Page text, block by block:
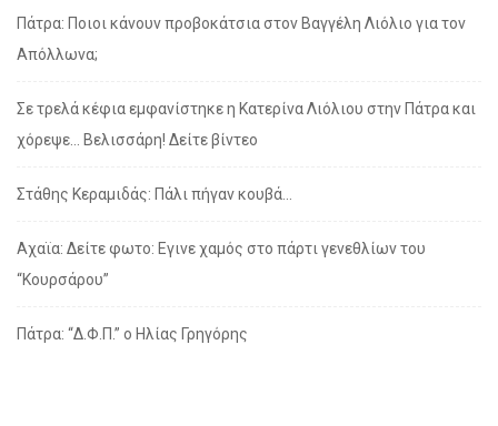
Πάτρα: Ποιοι κάνουν προβοκάτσια στον Βαγγέλη Λιόλιο για τον
Απόλλωνα;
Σε τρελά κέφια εμφανίστηκε η Κατερίνα Λιόλιου στην Πάτρα και
χόρεψε… Βελισσάρη! Δείτε βίντεο
Στάθης Κεραμιδάς: Πάλι πήγαν κουβά…
Αχαϊα: Δείτε φωτο: Εγινε χαμός στο πάρτι γενεθλίων του
“Κουρσάρου”
Πάτρα: “Δ.Φ.Π.” ο Ηλίας Γρηγόρης